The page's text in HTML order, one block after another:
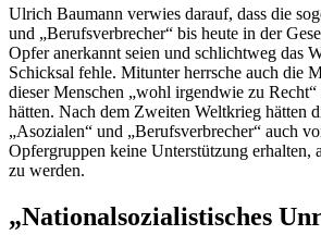
Ulrich Baumann verwies darauf, dass die
und „Berufsverbrecher“ bis heute in der
Opfer anerkannt seien und schlichtweg das
Schicksal fehle. Mitunter herrsche auch die
dieser Menschen „wohl irgendwie zu Recht“
hätten. Nach dem Zweiten Weltkrieg hätten
„Asozialen“ und „Berufsverbrecher“ auch
Opfergruppen keine Unterstützung erhalten,
zu werden.
„Nationalsozialistisches